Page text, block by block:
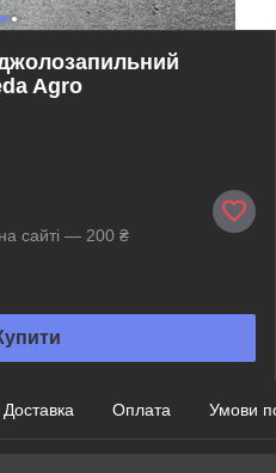
Agro
сайті — 200 ₴
Доставка Оплата Умови